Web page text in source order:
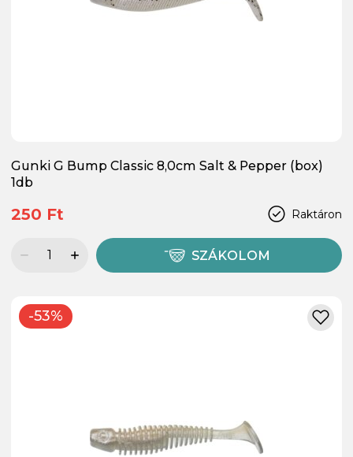
Gunki G Bump Classic 8,0cm Salt & Pepper (box)
1db
Raktáron
250 Ft
SZÁKOLOM
-53%